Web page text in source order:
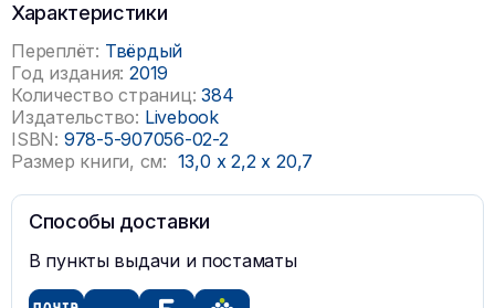
Характеристики
Переплёт: Твёрдый
Год издания: 2019
Количество страниц: 384
Издательство: Livebook
ISBN: 978-5-907056-02-2
Размер книги, см: 13,0 x 2,2x 20,7
Способы доставки
В пункты выдачи и постаматы